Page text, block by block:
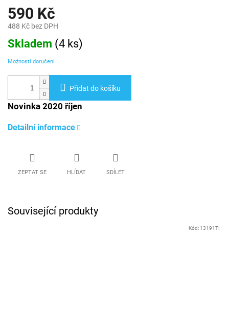
590 Kč
488 Kč bez DPH
Měrná
cena:
Skladem (4 ks)
Možnosti doručení
Přidat do košíku
Novinka 2020 říjen
Detailní informace
ZEPTAT SE HLÍDAT SDÍLET
Související produkty
Kód: 13191TI